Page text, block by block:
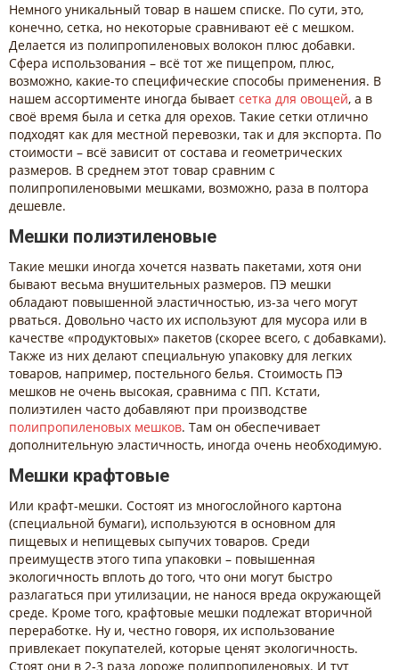
Немного уникальный товар в нашем списке. По сути, это,
конечно, сетка, но некоторые сравнивают её с мешком.
Делается из полипропиленовых волокон плюс добавки.
Сфера использования – всё тот же пищепром, плюс,
возможно, какие-то специфические способы применения. В
нашем ассортименте иногда бывает сетка для овощей, а в
своё время была и сетка для орехов. Такие сетки отлично
подходят как для местной перевозки, так и для экспорта. По
стоимости – всё зависит от состава и геометрических
размеров. В среднем этот товар сравним с
полипропиленовыми мешками, возможно, раза в полтора
дешевле.
Мешки полиэтиленовые
Такие мешки иногда хочется назвать пакетами, хотя они
бывают весьма внушительных размеров. ПЭ мешки
обладают повышенной эластичностью, из-за чего могут
рваться. Довольно часто их используют для мусора или в
качестве «продуктовых» пакетов (скорее всего, с добавками).
Также из них делают специальную упаковку для легких
товаров, например, постельного белья. Стоимость ПЭ
мешков не очень высокая, сравнима с ПП. Кстати,
полиэтилен часто добавляют при производстве
полипропиленовых мешков. Там он обеспечивает
дополнительную эластичность, иногда очень необходимую.
Мешки крафтовые
Или крафт-мешки. Состоят из многослойного картона
(специальной бумаги), используются в основном для
пищевых и непищевых сыпучих товаров. Среди
преимуществ этого типа упаковки – повышенная
экологичность вплоть до того, что они могут быстро
разлагаться при утилизации, не нанося вреда окружающей
среде. Кроме того, крафтовые мешки подлежат вторичной
переработке. Ну и, честно говоря, их использование
привлекает покупателей, которые ценят экологичность.
Стоят они в 2-3 раза дороже полипропиленовых. И тут